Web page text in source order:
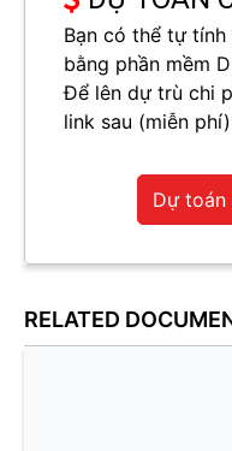
Bạn có thể tự
bằng phần mềm
Để lên dự trù chi
link sau (miễn
Dự toán
RELATED